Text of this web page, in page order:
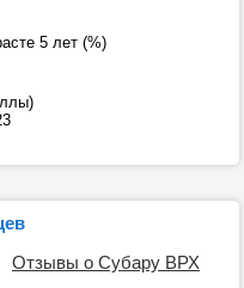
5 лет (%)
Отзывы о Субару ВРХ